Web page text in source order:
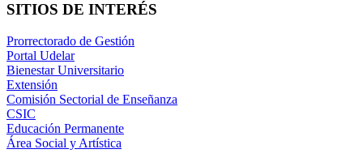
SITIOS DE INTERÉS
Prorrectorado de Gestión
Portal Udelar
Bienestar Universitario
Extensión
Comisión Sectorial de Enseñanza
CSIC
Educación Permanente
Área Social y Artística